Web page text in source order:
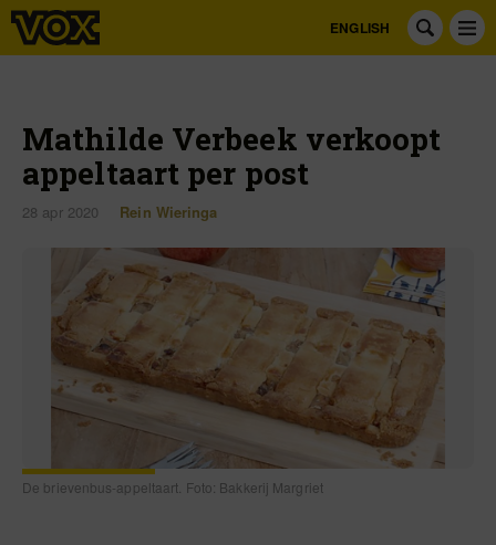
ENGLISH
Mathilde Verbeek verkoopt
appeltaart per post
28 apr 2020 Rein Wieringa
De brievenbus-appeltaart. Foto: Bakkerij Margriet